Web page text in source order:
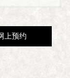
上预约